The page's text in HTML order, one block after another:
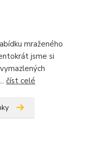
mraženého
jsme si
číst celé